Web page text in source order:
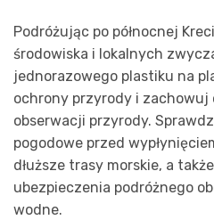
Podróżując po północnej
środowiska i lokalnych
jednorazowego plastiku na
ochrony przyrody i zachowuj
obserwacji przyrody.
pogodowe przed
dłuższe trasy morskie, a
ubezpieczenia podróżnego
wodne.